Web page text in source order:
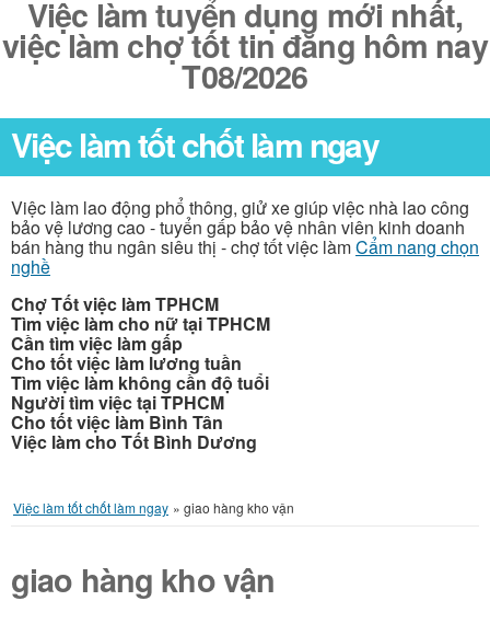
Việc làm tuyển dụng mới nhất,
việc làm chợ tốt tin đăng hôm nay
T08/2026
Việc làm tốt chốt làm ngay
Việc làm lao động phổ thông, giử xe giúp việc nhà lao công
bảo vệ lương cao - tuyển gấp bảo vệ nhân viên kinh doanh
bán hàng thu ngân siêu thị - chợ tốt việc làmCẩm nang chọn
nghề
Chợ Tốt việc làm TPHCM
Tìm việc làm cho nữ tại TPHCM
Cần tìm việc làm gấp
Cho tốt việc làm lương tuần
Tìm việc làm không cần độ tuổi
Người tìm việc tại TPHCM
Cho tốt việc làm Bình Tân
Việc làm cho Tốt Bình Dương
Việc làm tốt chốt làm ngay » giao hàng kho vận
giao hàng kho vận